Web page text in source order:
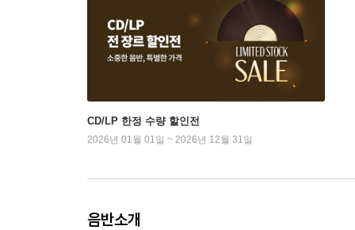
CD/LP 한정 수량 할인전
2026년 01월 01일 ~ 2026년 12월 31일
음반소개